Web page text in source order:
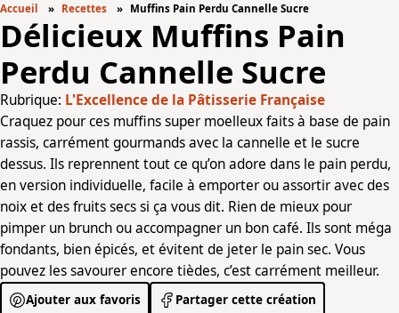
Accueil Recettes Muffins Pain Perdu Cannelle Sucre
Délicieux Muffins Pain
Perdu Cannelle Sucre
Rubrique: L'Excellence de la Pâtisserie Française
Craquez pour ces muffins super moelleux faits à base de pain
rassis, carrément gourmands avec la cannelle et le sucre
dessus. Ils reprennent tout ce qu’on adore dans le pain perdu,
en version individuelle, facile à emporter ou assortir avec des
noix et des fruits secs si ça vous dit. Rien de mieux pour
pimper un brunch ou accompagner un bon café. Ils sont méga
fondants, bien épicés, et évitent de jeter le pain sec. Vous
pouvez les savourer encore tièdes, c’est carrément meilleur.
Ajouter aux favoris Partager cette création